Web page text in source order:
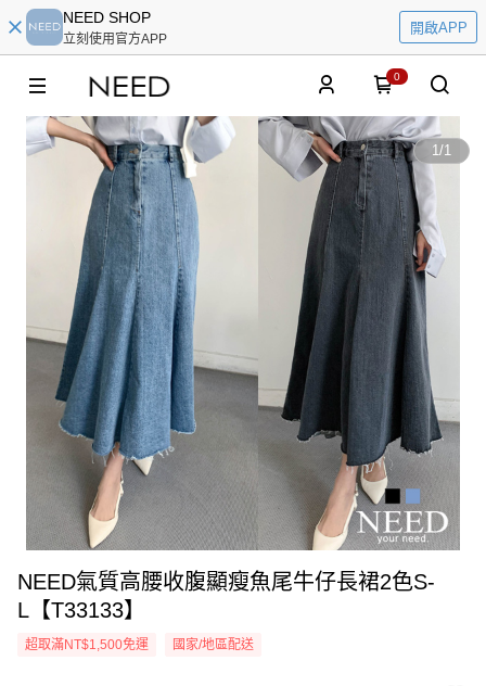
NEED SHOP
立刻使用官方APP
開啟APP
0
1/1
NEED氣質高腰收腹顯瘦魚尾牛仔長裙2色S-
L【T33133】
超取滿NT$1,500免運 國家/地區配送